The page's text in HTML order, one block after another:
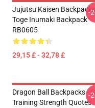
Jujutsu Kaisen
Toge Inumaki Backpack
RB0605
29,15 £ - 32,78 £
-
Dragon Ball Backpacks -
Training Strength Quotes
-